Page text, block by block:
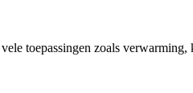
toepassingen zoals verwarming,